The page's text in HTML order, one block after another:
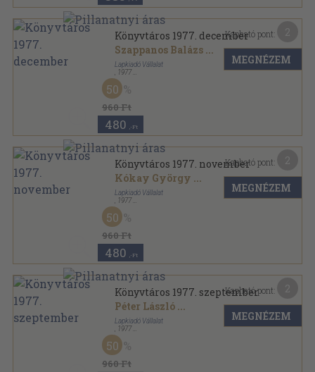
Könyvtáros 1977. december
Szappanos Balázs ...
Lapkiadó Vállalat
1977
Tűzött kötés
Könyvtáros sorozat
960 Ft
50
480 ,-Ft
Kapható pont:
MEGNÉZEM
Könyvtáros 1977. november
Kókay György ...
Lapkiadó Vállalat
1977
Tűzött kötés
Könyvtáros sorozat
960 Ft
50
480 ,-Ft
Kapható pont:
MEGNÉZEM
Könyvtáros 1977. szeptember
Péter László ...
Lapkiadó Vállalat
1977
Tűzött kötés
Könyvtáros sorozat
960 Ft
50
Kapható pont:
MEGNÉZEM